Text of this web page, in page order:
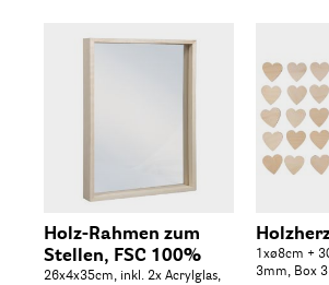
Holz-Rahmen zum
Stellen, FSC 100%
26x4x35cm, inkl. 2x Acrylglas,
1xø8cm +
3mm, Box